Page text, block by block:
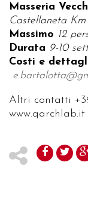
Masseria
Castellaneta
Massimo 12
Durata 9-10
Costi e
Altri contatti
www.qarchlab.it